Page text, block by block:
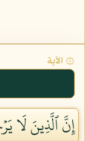
۞ الآية
إِنَّ ٱلَّذِينَ لَا